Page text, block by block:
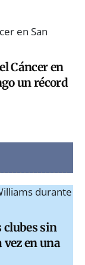
Cáncer en
un récord
clubes sin
en una